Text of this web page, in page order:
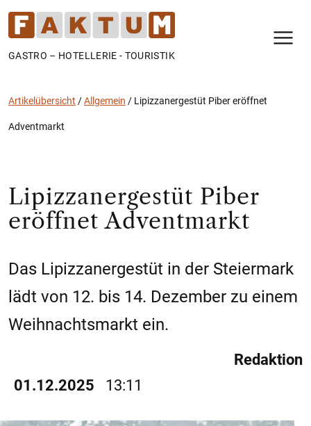
GASTRO – HOTELLERIE - TOURISTIK
Artikelübersicht /Allgemein / Lipizzanergestüt Piber eröffnet
Adventmarkt
Lipizzanergestüt Piber
eröffnet Adventmarkt
Das Lipizzanergestüt in der Steiermark
lädt von 12. bis 14. Dezember zu einem
Weihnachtsmarkt ein.
01.12.2025 13:11
Redaktion